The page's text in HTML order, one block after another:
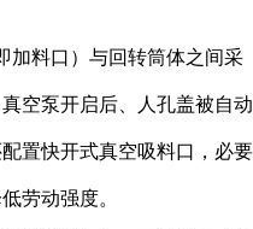
加料口）与回转筒体之间采
空泵开启后、人孔盖被自动
置快开式真空吸料口，必要
劳动强度。